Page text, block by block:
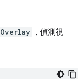
，偵測視